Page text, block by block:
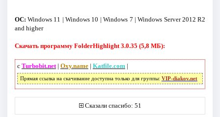
ОС: Windows 11 | Windows 10 | Windows 7 | Windows Server 2012 R2
and higher
Скачать программу FolderHighlight 3.0.35 (5,8 МБ):
с Turbobit.net| Oxy.name| Katfile.com|
Прямая ссылка на скачивание доступна только для группы: VIP-diakov.net
Сказали спасибо: 51